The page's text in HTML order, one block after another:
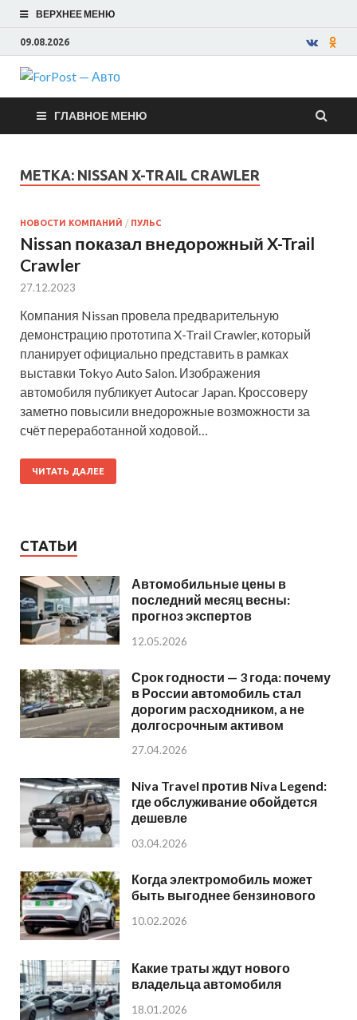
ВЕРХНЕЕ МЕНЮ
09.08.2026
ForPost —
Авто
ГЛАВНОЕ МЕНЮ
МЕТКА: NISSAN X-TRAIL CRAWLER
НОВОСТИ КОМПАНИЙ / ПУЛЬС
Nissan показал внедорожный X-Trail
Crawler
27.12.2023
Компания Nissan провела предварительную
демонстрацию прототипа X-Trail Crawler, который
планирует официально представить в рамках
выставки Tokyo Auto Salon. Изображения
автомобиля публикует Autocar Japan. Кроссоверу
заметно повысили внедорожные возможности за
счёт переработанной ходовой…
ЧИТАТЬ ДАЛЕЕ
СТАТЬИ
Автомобильные цены в
последний месяц весны:
прогноз экспертов
12.05.2026
Срок годности — 3 года: почему
в России автомобиль стал
дорогим расходником, а не
долгосрочным активом
27.04.2026
Niva Travel против Niva Legend:
где обслуживание обойдется
дешевле
03.04.2026
Когда электромобиль может
быть выгоднее бензинового
10.02.2026
Какие траты ждут нового
владельца автомобиля
18.01.2026